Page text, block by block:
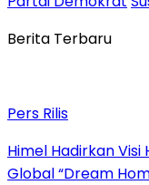
Berita Terbaru
Pers Rilis
Himel Hadirkan
Global “Dream